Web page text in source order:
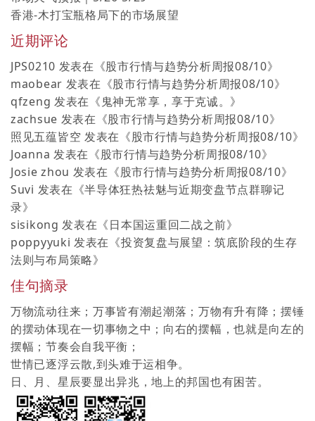
香港-木打宝瓶格局下的市场展望
近期评论
JPS0210 发表在《股市行情与趋势分析周报08/10》
maobear 发表在《股市行情与趋势分析周报08/10》
qfzeng 发表在《鬼神无常享，享于克诚。 》
zachsue 发表在《股市行情与趋势分析周报08/10》
照见五蕴皆空 发表在《股市行情与趋势分析周报08/10》
Joanna 发表在《股市行情与趋势分析周报08/10》
Josie zhou 发表在《股市行情与趋势分析周报08/10》
Suvi 发表在《半导体狂热祛魅与近期变盘节点群聊记
录》
sisikong 发表在《日本国运重回二战之前》
poppyyuki 发表在《投资复盘与展望：筑底阶段的生存
法则与布局策略》
佳句摘录
万物流动往来；万事皆有潮起潮落；万物有升有降；摆锤
的摆动体现在一切事物之中；向右的摆幅，也就是向左的
摆幅；节奏会自我平衡；
世情已逐浮云散,到头难于运相争。
日、月、星辰要显出异兆，地上的邦国也有困苦。